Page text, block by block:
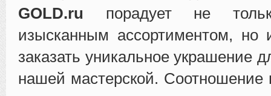
GOLD.ru порадует не
изысканным ассортиментом, но
заказать уникальное украшение
нашей мастерской. Соотношение